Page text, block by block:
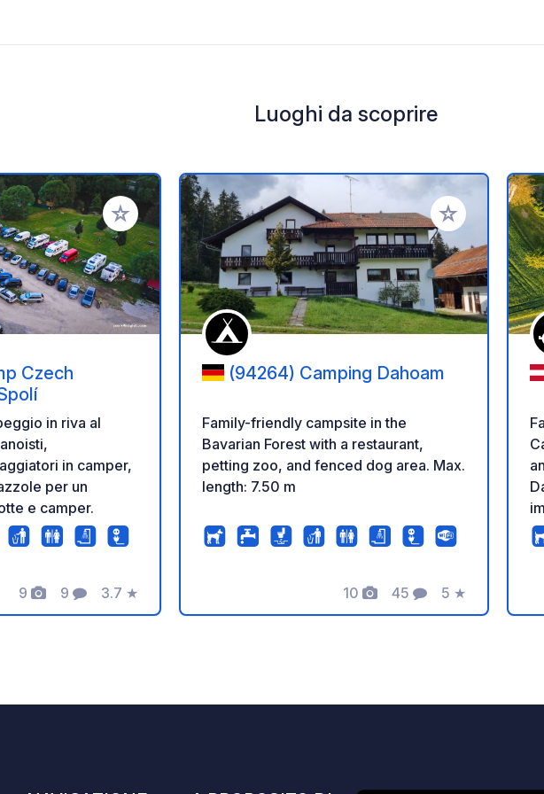
Luoghi da scoprire
Aggiungi ai tuoi preferiti
Czech
in riva al
in camper,
per un
e camper.
9
Foto
9
Commenti
3.7
Valutazione
★
Aggiungi ai tuoi
(94264) Camping Dahoam
Family-friendly campsite in the
Bavarian Forest with a restaurant,
petting zoo, and fenced dog area. Max.
length: 7.50 m
10
Foto
45
Commenti
5
Valutazione
★
casa.